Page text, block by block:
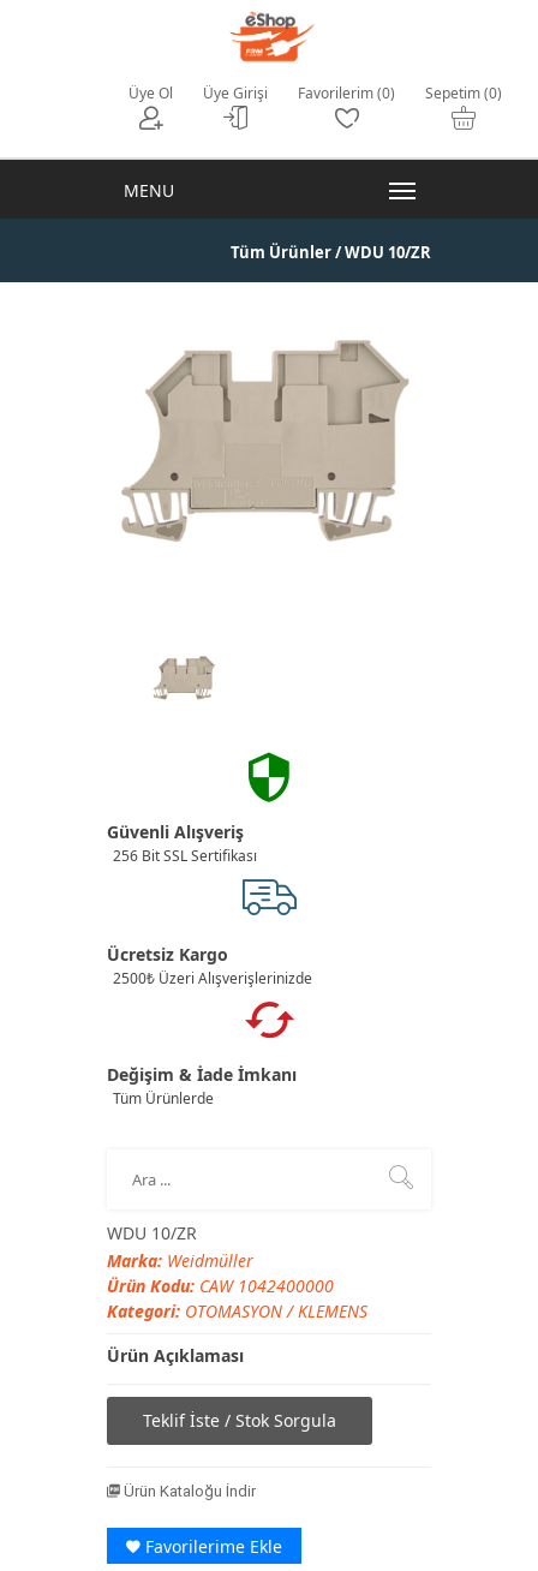
Üye Ol Üye Girişi Favorilerim (0) Sepetim (0)
Tüm Ürünler/ WDU 10/ZR
Güvenli Alışveriş
256 Bit SSL Sertifikası
Ücretsiz Kargo
2500₺ Üzeri Alışverişlerinizde
Değişim & İade İmkanı
Tüm Ürünlerde
WDU 10/ZR
Marka: Weidmüller
Ürün Kodu: CAW 1042400000
Kategori: OTOMASYON/KLEMENS
Ürün Açıklaması
Teklif İste / Stok Sorgula
Ürün Kataloğu İndir
Favorilerime Ekle